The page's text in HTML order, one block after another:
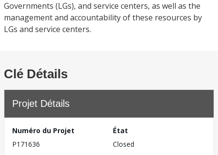
Governments (LGs), and service centers, as well as the
management and accountability of these resources by
LGs and service centers.
Clé Détails
Projet Détails
Numéro du Projet
P171636
État
Closed